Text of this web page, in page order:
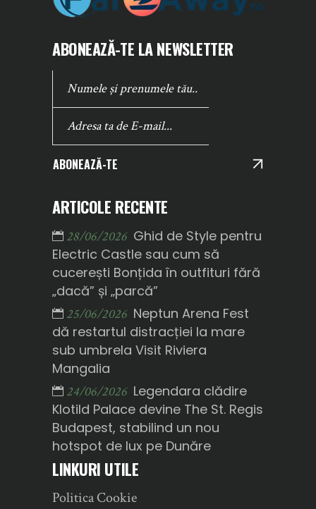
ABONEAZĂ-TE LA NEWSLETTER
ABONEAZĂ-TE
ARTICOLE RECENTE
28/06/2026 Ghid de Style pentru
Electric Castle sau cum să
cucerești Bonțida în outfituri fără
„dacă” și „parcă”
25/06/2026 Neptun Arena Fest
dă restartul distracției la mare
sub umbrela Visit Riviera
Mangalia
24/06/2026 Legendara clădire
Klotild Palace devine The St. Regis
Budapest, stabilind un nou
hotspot de lux pe Dunăre
LINKURI UTILE
Politica Cookie